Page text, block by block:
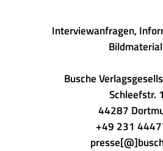
Interviewanfragen,
Busche
Schleefstr. 1
44287
+49 231